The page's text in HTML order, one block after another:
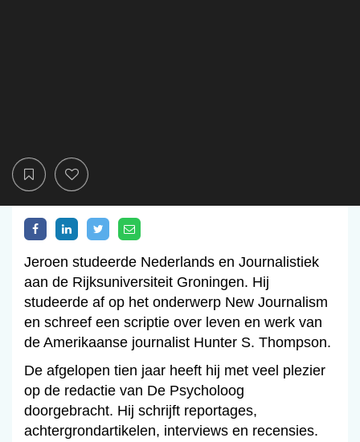
Jeroen studeerde Nederlands en Journalistiek
aan de Rijksuniversiteit Groningen. Hij
studeerde af op het onderwerp New Journalism
en schreef een scriptie over leven en werk van
de Amerikaanse journalist Hunter S. Thompson.
De afgelopen tien jaar heeft hij met veel plezier
op de redactie van De Psycholoog
doorgebracht. Hij schrijft reportages,
achtergrondartikelen, interviews en recensies.